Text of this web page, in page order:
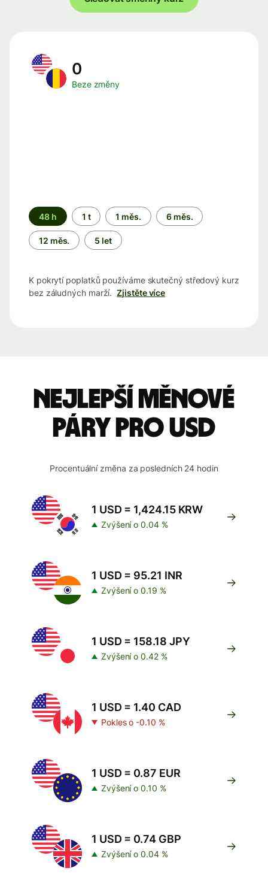
0
Beze změny
Časové
období
48 h 1 t 1 měs. 6 měs.
12 měs. 5 let
K pokrytí poplatků používáme skutečný středový kurz
bez záludných marží. Zjistěte více
Nejlepší měnové
páry pro USD
Procentuální změna za posledních 24 hodin
1 USD = 1,424.15 KRW
Zvýšení o 0.04 %
1 USD = 95.21 INR
Zvýšení o 0.19 %
1 USD = 158.18 JPY
Zvýšení o 0.42 %
1 USD = 1.40 CAD
Pokles o -0.10 %
1 USD = 0.87 EUR
Zvýšení o 0.10 %
1 USD = 0.74 GBP
Zvýšení o 0.04 %